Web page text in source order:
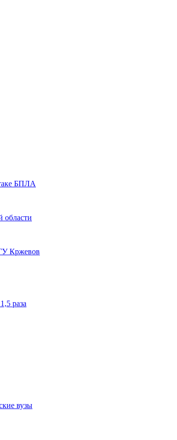
БПЛА
области
Кржевов
раза
вузы